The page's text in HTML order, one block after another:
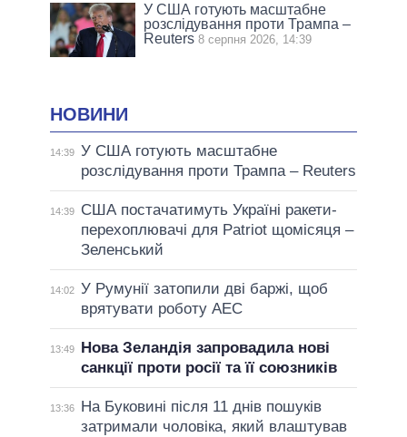
У США готують масштабне
розслідування проти Трампа –
Reuters 8 серпня 2026, 14:39
НОВИНИ
14:39 У США готують масштабне
розслідування проти Трампа – Reuters
14:39
США постачатимуть Україні ракети-
перехоплювачі для Patriot щомісяця –
Зеленський
14:02 У Румунії затопили дві баржі, щоб
врятувати роботу АЕС
13:49
Нова Зеландія запровадила нові
санкції проти росії та її союзників
13:36
На Буковині після 11 днів пошуків
затримали чоловіка, який влаштував